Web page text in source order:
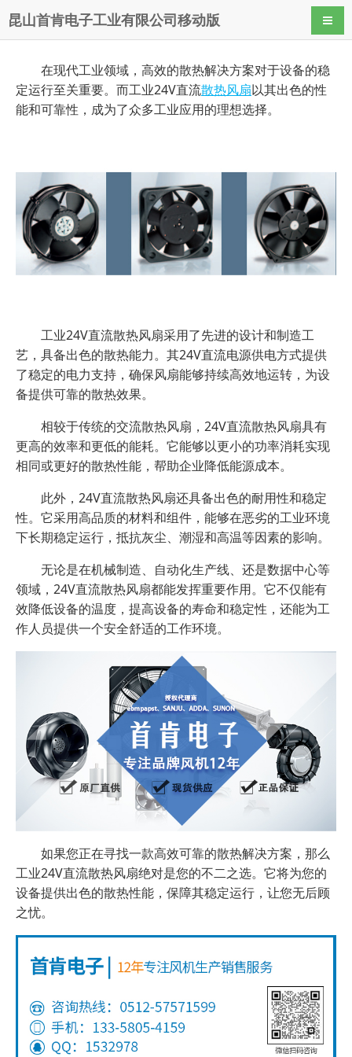
昆山首肯电子工业有限公司移动版 导航
在现代工业领域，高效的散热解决方案对于设备的稳
定运行至关重要。而工业24V直流散热风扇以其出色的性
能和可靠性，成为了众多工业应用的理想选择。
工业24V直流散热风扇采用了先进的设计和制造工
艺，具备出色的散热能力。其24V直流电源供电方式提供
了稳定的电力支持，确保风扇能够持续高效地运转，为设
备提供可靠的散热效果。
相较于传统的交流散热风扇，24V直流散热风扇具有
更高的效率和更低的能耗。它能够以更小的功率消耗实现
相同或更好的散热性能，帮助企业降低能源成本。
此外，24V直流散热风扇还具备出色的耐用性和稳定
性。它采用高品质的材料和组件，能够在恶劣的工业环境
下长期稳定运行，抵抗灰尘、潮湿和高温等因素的影响。
无论是在机械制造、自动化生产线、还是数据中心等
领域，24V直流散热风扇都能发挥重要作用。它不仅能有
效降低设备的温度，提高设备的寿命和稳定性，还能为工
作人员提供一个安全舒适的工作环境。
如果您正在寻找一款高效可靠的散热解决方案，那么
工业24V直流散热风扇绝对是您的不二之选。它将为您的
设备提供出色的散热性能，保障其稳定运行，让您无后顾
之忧。